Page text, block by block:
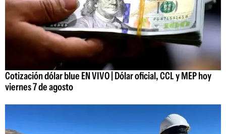
Cotización dólar blue EN VIVO | Dólar oficial, CCL y MEP hoy
viernes 7 de agosto